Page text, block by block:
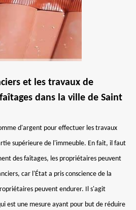
et les travaux de
dans la ville de Saint
d'argent pour effectuer les travaux
supérieure de l'immeuble. En fait, il faut
des faîtages, les propriétaires peuvent
car l'État a pris conscience de la
peuvent endurer. Il s'agit
est une mesure ayant pour but de réduire